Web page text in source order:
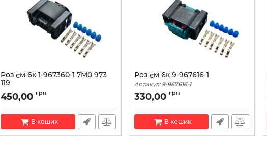
Роз'єм 6к 1-967360-1 7M0 973
119
Артикул: 1-967360-1
450,00 грн
В кошик
Роз'єм 6к 9-967616-1
Артикул: 9-967616-1
330,00 грн
В кошик